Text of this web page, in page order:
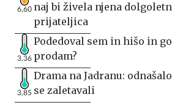
6,60 naj bi živela njena
prijateljica
3,36
Podedoval sem in hišo in
prodam?
3,85
Drama na Jadranu:
se zaletavali